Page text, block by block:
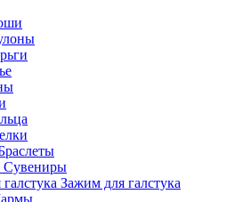
Сувениры
Зажим для галстука